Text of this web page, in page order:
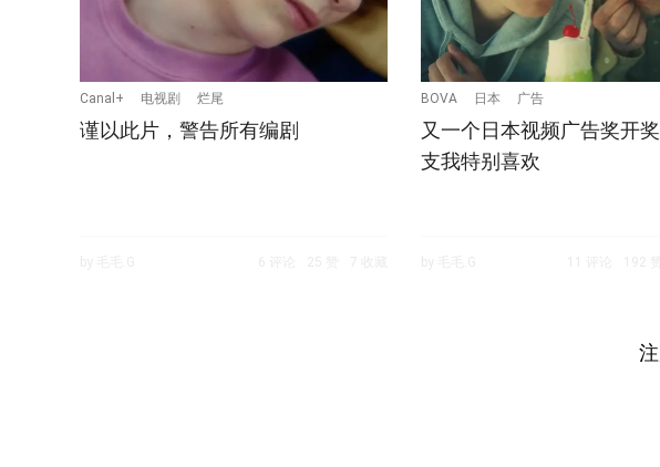
Canal+ 电视剧 烂尾
谨以此片，警告所有编剧
BOVA 日本 广告
又一个日本视频广告奖开
支我特别喜欢